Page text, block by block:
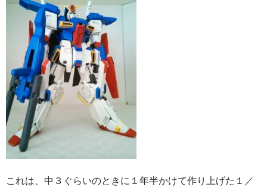
これは、中３ぐらいのときに１年半かけて作り上げた１／